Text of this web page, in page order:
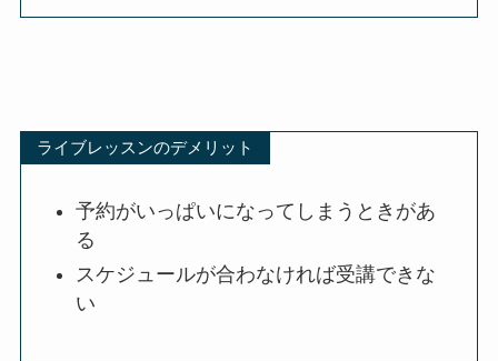
ライブレッスンのデメリット
予約がいっぱいになってしまうときがあ
る
スケジュールが合わなければ受講できな
い